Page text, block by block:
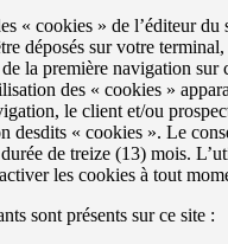
« cookies » de l’éditeur du
déposés sur votre
la première navigation sur
des « cookies »
le client et/ou
desdits « cookies ». Le
de treize (13) mois.
les cookies à tout
sont présents sur ce site :